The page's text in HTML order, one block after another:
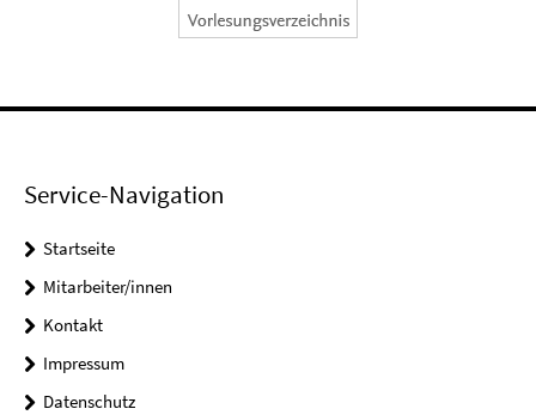
Service-Navigation
Startseite
Mitarbeiter/innen
Kontakt
Impressum
Datenschutz